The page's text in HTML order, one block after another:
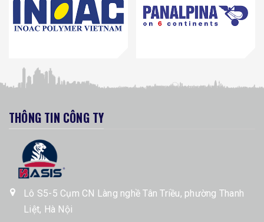
THÔNG TIN CÔNG TY
Lô S5-5 Cụm CN Làng nghề Tân Triều, phường Thanh
Liệt, Hà Nội